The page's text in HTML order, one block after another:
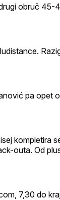
obruč 45-
pa opet
kompletira
outa. Od
7,30 do